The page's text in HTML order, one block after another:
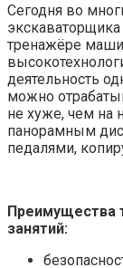
Сегодня во
тренажёре
деятельность
можно
не хуже, чем на
панорамным
педалями,
Преимущества
занятий: